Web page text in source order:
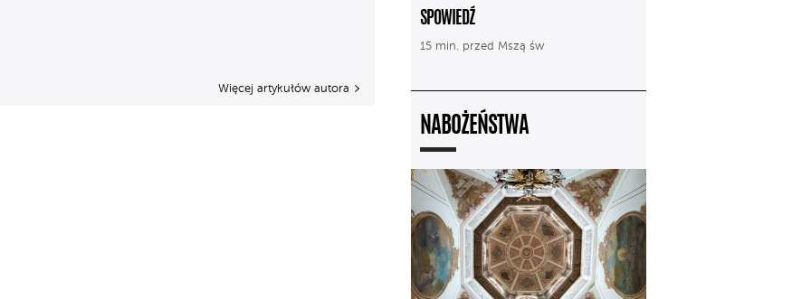
Więcej artykułów autora
SPOWIEDŹ
15 min. przed Mszą św
NABOŻEŃSTWA